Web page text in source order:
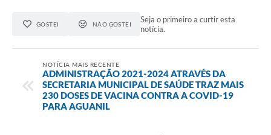
GOSTEI NÃO GOSTEI
Seja o primeiro a curtir esta
notícia.
NOTÍCIA MAIS RECENTE
ADMINISTRAÇÃO 2021-2024 ATRAVÉS DA
SECRETARIA MUNICIPAL DE SAÚDE TRAZ MAIS
230 DOSES DE VACINA CONTRA A COVID-19
PARA AGUANIL